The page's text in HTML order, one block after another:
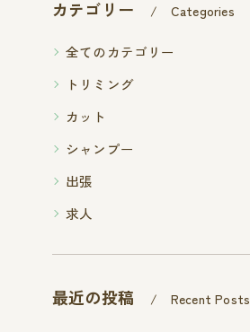
カテゴリー Categories
全てのカテゴリー
トリミング
カット
シャンプー
出張
求人
最近の投稿 Recent Posts